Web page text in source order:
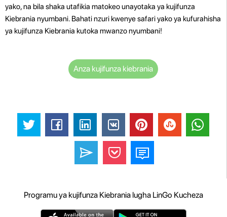
yako, na bila shaka utafikia matokeo unayotaka ya kujifunza
Kiebrania nyumbani. Bahati nzuri kwenye safari yako ya kufurahisha
ya kujifunza Kiebrania kutoka mwanzo nyumbani!
Anza kujifunza kiebrania
Programu ya kujifunza Kiebrania lugha LinGo Kucheza